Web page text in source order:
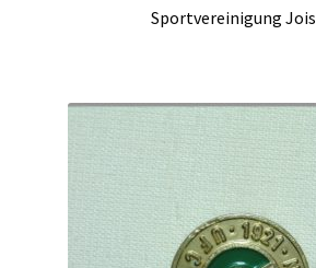
Sportvereinigung Jois